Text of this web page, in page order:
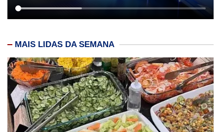
MAIS LIDAS DA SEMANA